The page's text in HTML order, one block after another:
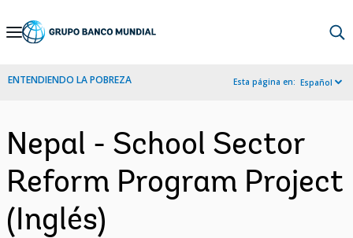
Skip
Navigation
ENTENDIENDO LA POBREZA Esta página en: Español
Nepal - School Sector
Reform Program Project
(Inglés)